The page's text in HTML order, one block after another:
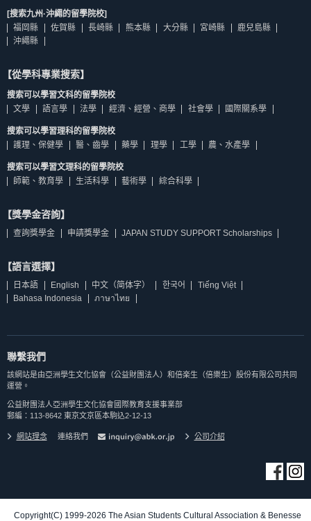
[搜索九州·沖繩的留學院校]
福岡縣
佐賀縣 長崎縣 熊本縣 大分縣 宮崎縣
鹿兒島縣
沖繩縣
【從學科專業搜索】
搜索可以學習文科的留學院校
文學
語言學 法學 經濟、經營、商學 社會學 國際關系學
搜索可以學習理科的留學院校
護理、保健學
醫、齒學 藥學 理學 工學 農、水產學
搜索可以學習文理科的留學院校
師範、教育學
生活科學 藝術學 綜合科學
【獎學金咨詢】
查詢獎學金 申請獎學金 JAPAN STUDY SUPPORT Scholarships
【語言選擇】
日本語 English 中文（简体字） 한국어
Tiếng Việt
Bahasa Indonesia
ภาษาไทย
聯繫我們
該網站是由亞洲學生文化協會（公益財團法人）和倍楽生（倍樂生）股份有限公司共同
運營。
公益財團法人亞洲學生文化協會國際教育支援事業部
郵編：113-8642 東京文京區本駒込2-12-13
網站理念 連絡我們 公司介紹
Copyright(C) 1999-2026 The Asian Students Cultural Association & Benesse